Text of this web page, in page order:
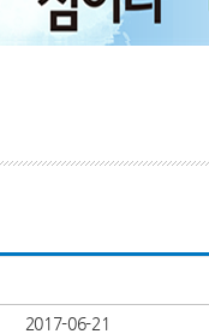
2017-06-21